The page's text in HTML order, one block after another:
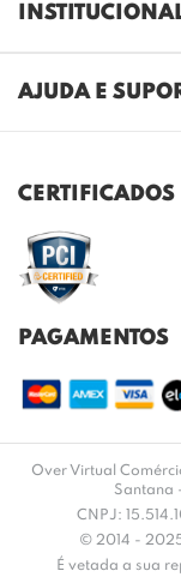
REGULAMENTO
AJUDA E
TROCAS E
ENVIO E ENTREGA
DÚVIDAS
CERTIFICADOS
PAGAMENTOS
Over Virtual
Santana
CNPJ:
© 2014 - 2025
É vetada a sua